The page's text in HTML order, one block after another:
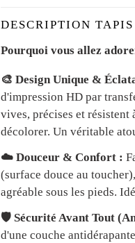
DESCRIPTION TAPIS
Pourquoi vous allez
🎨 Design Unique &
d'impression HD par
vives, précises et résistent
décolorer. Un véritable
☁️ Douceur & Confort :
(surface douce au
agréable sous les pieds.
🛡️ Sécurité Avant Tout
d'une couche